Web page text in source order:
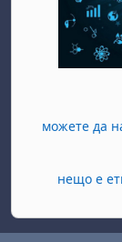
можете да
нещо е